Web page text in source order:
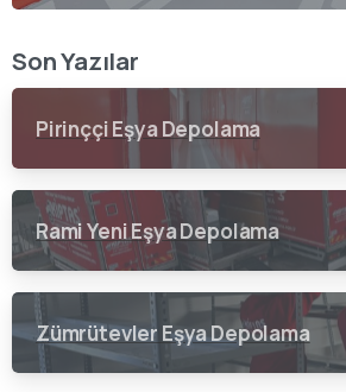
Son Yazılar
Pirinççi Eşya Depolama
Rami Yeni Eşya Depolama
Zümrütevler Eşya Depolama